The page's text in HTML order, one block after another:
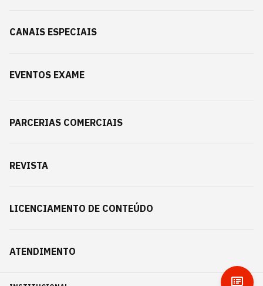
CANAIS ESPECIAIS
EVENTOS EXAME
PARCERIAS COMERCIAIS
REVISTA
LICENCIAMENTO DE CONTEÚDO
ATENDIMENTO